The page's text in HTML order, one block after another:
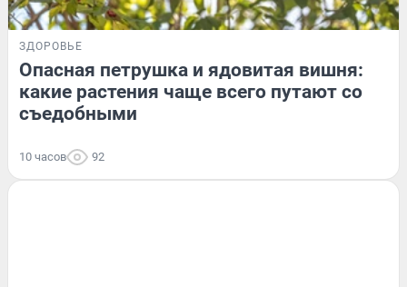
ЗДОРОВЬЕ
Опасная петрушка и ядовитая вишня:
какие растения чаще всего путают со
съедобными
10 часов 92